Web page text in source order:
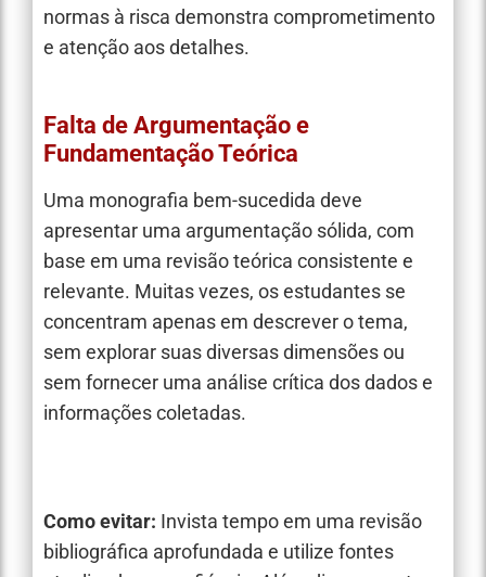
normas à risca demonstra comprometimento
e atenção aos detalhes.
Falta de Argumentação e
Fundamentação Teórica
Uma monografia bem-sucedida deve
apresentar uma argumentação sólida, com
base em uma revisão teórica consistente e
relevante. Muitas vezes, os estudantes se
concentram apenas em descrever o tema,
sem explorar suas diversas dimensões ou
sem fornecer uma análise crítica dos dados e
informações coletadas.
Como evitar: Invista tempo em uma revisão
bibliográfica aprofundada e utilize fontes